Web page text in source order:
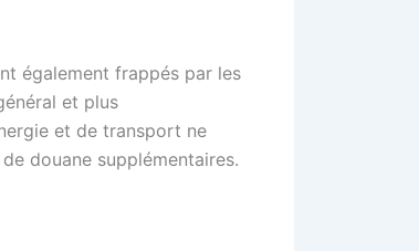
également frappés par les
et plus
et de transport ne
douane supplémentaires.